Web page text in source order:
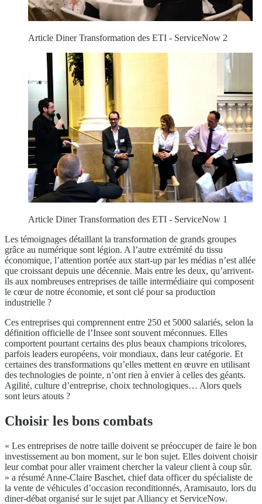
Article Diner Transformation des ETI - ServiceNow 2
Article Diner Transformation des ETI - ServiceNow 1
Les témoignages détaillant la transformation de grands groupes
grâce au numérique sont légion. A l’autre extrémité du tissu
économique, l’attention portée aux start-up par les médias n’est allée
que croissant depuis une décennie. Mais entre les deux, qu’arrivent-
ils aux nombreuses entreprises de taille intermédiaire qui composent
le cœur de notre économie, et sont clé pour sa production
industrielle ?
Ces entreprises qui comprennent entre 250 et 5000 salariés, selon la
définition officielle de l’Insee sont souvent méconnues. Elles
comportent pourtant certains des plus beaux champions tricolores,
parfois leaders européens, voir mondiaux, dans leur catégorie. Et
certaines des transformations qu’elles mettent en œuvre en utilisant
des technologies de pointe, n’ont rien à envier à celles des géants.
Agilité, culture d’entreprise, choix technologiques… Alors quels
sont leurs atouts ?
Choisir les bons combats
« Les entreprises de notre taille doivent se préoccuper de faire le bon
investissement au bon moment, sur le bon sujet. Elles doivent choisir
leur combat pour aller vraiment chercher la valeur client à coup sûr.
» a résumé Anne-Claire Baschet, chief data officer du spécialiste de
la vente de véhicules d’occasion reconditionnés, Aramisauto, lors du
diner-débat organisé sur le sujet par Alliancy et ServiceNow.